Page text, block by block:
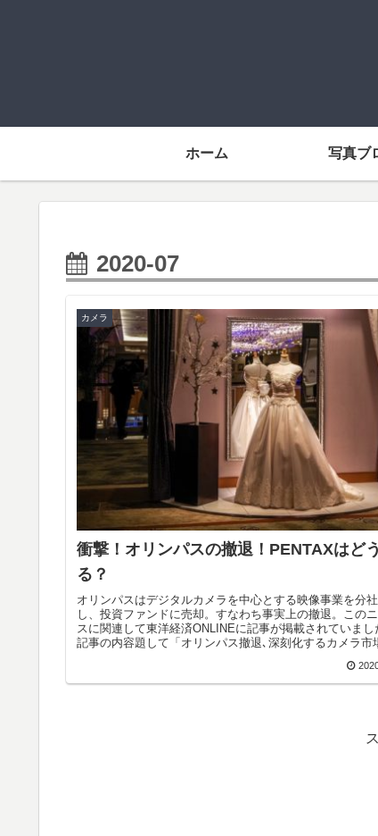
ホーム 写真ブ
2020-07
カメラ
衝撃！オリンパスの撤退！PENTAXはど
る？
オリンパスはデジタルカメラを中心とする映像事業を分
し、投資ファンドに売却。すなわち事実上の撤退。この
スに関連して東洋経済ONLINEに記事が掲載されていまし
記事の内容題して「オリンパス撤退､深刻化するカメラ市